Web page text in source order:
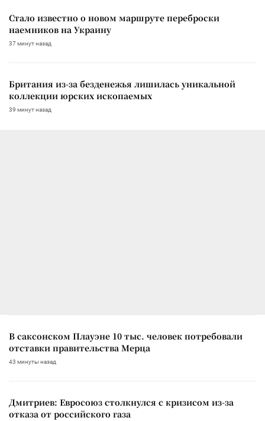
Стало известно о новом маршруте переброски
наемников на Украину
37 минут назад
Британия из-за безденежья лишилась уникальной
коллекции юрских ископаемых
39 минут назад
В саксонском Плауэне 10 тыс. человек потребовали
отставки правительства Мерца
43 минуты назад
Дмитриев: Евросоюз столкнулся с кризисом из-за
отказа от российского газа